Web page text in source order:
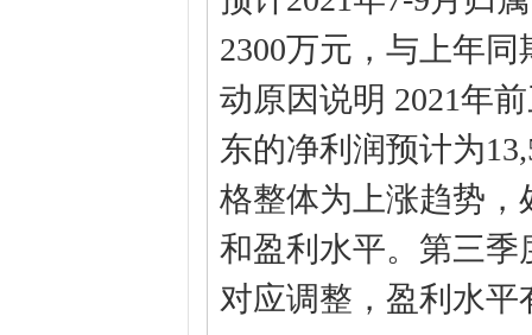
2300万元，与上年
动原因说明 2021年
东的净利润预计为
格整体为上涨趋势
和盈利水平。第三
对应调整，盈利水平